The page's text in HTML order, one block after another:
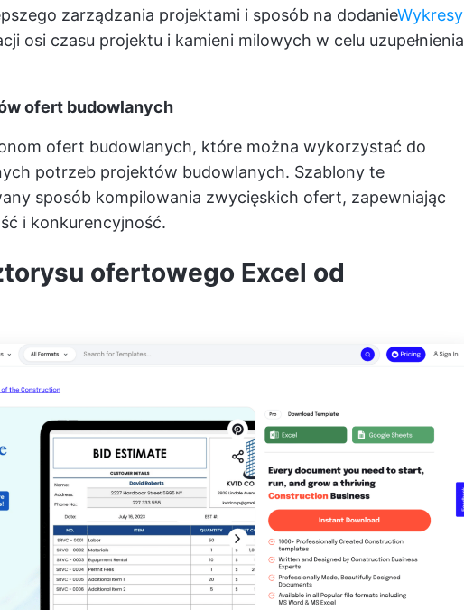
zarządzania projektami i sposób na dodanieWykresy
osi czasu projektu i kamieni milowych w celu uzupełnienia
ofert budowlanych
ofert budowlanych, które można wykorzystać do
potrzeb projektów budowlanych. Szablony te
sposób kompilowania zwycięskich ofert, zapewniając
i konkurencyjność.
ofertowego Excel od